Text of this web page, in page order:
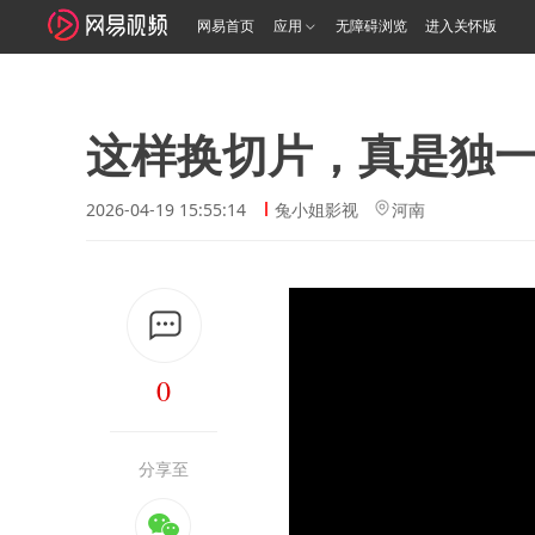
网易首页 应用 无障碍浏览 进入关怀版
这样换切片，真是独
2026-04-19 15:55:14 兔小姐影视 河南
0
分享至